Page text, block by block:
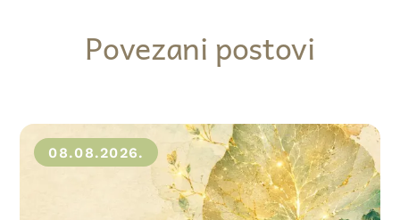
Povezani postovi
08.08.2026.